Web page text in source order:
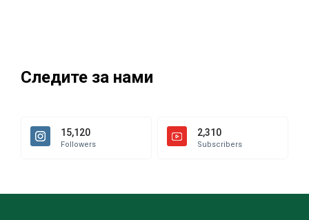
Следите за нами
15,120
Followers
2,310
Subscribers